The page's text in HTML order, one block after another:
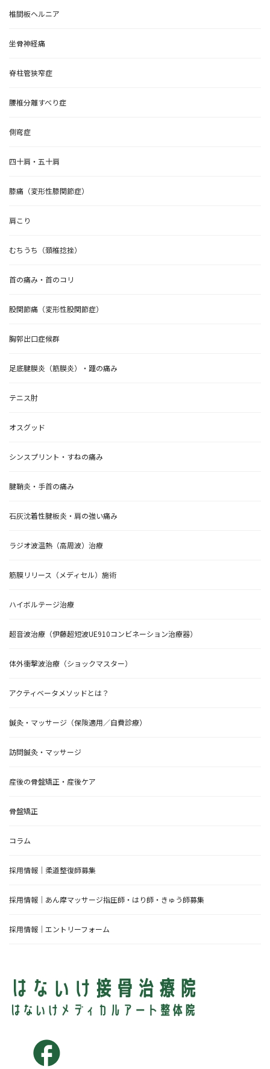
椎間板ヘルニア
坐骨神経痛
脊柱管狭窄症
腰椎分離すべり症
側弯症
四十肩・五十肩
膝痛（変形性膝関節症）
肩こり
むちうち（頚椎捻挫）
首の痛み・首のコリ
股関節痛（変形性股関節症）
胸郭出口症候群
足底腱膜炎（筋膜炎）・踵の痛み
テニス肘
オスグッド
シンスプリント・すねの痛み
腱鞘炎・手首の痛み
石灰沈着性腱板炎・肩の強い痛み
ラジオ波温熱（高周波）治療
筋膜リリース（メディセル）施術
ハイボルテージ治療
超音波治療（伊藤超短波UE910コンビネーション治療器）
体外衝撃波治療（ショックマスター）
アクティベータメソッドとは？
鍼灸・マッサージ（保険適用／自費診療）
訪問鍼灸・マッサージ
産後の骨盤矯正・産後ケア
骨盤矯正
コラム
採用情報｜柔道整復師募集
採用情報｜あん摩マッサージ指圧師・はり師・きゅう師募集
採用情報｜エントリーフォーム